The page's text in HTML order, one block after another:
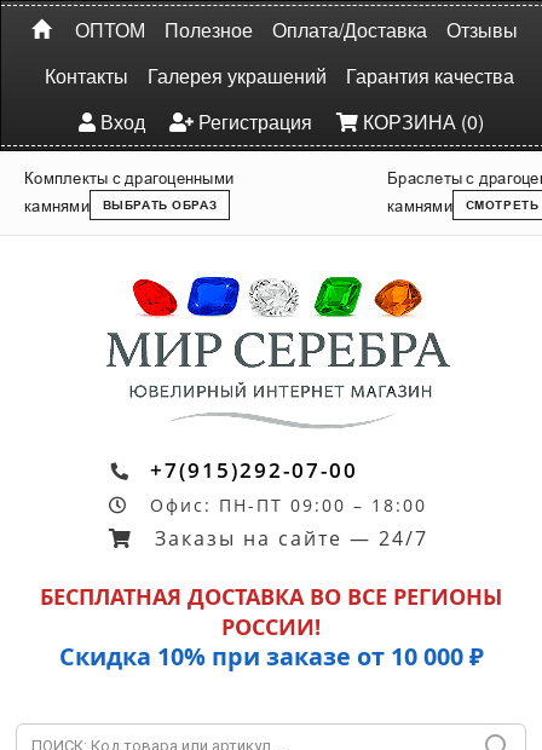
ОПТОМ Полезное Оплата/Доставка
Отзывы
Контакты
Галерея украшений
Гарантия качества
Вход
Регистрация КОРЗИНА (0)
Комплекты с драгоценными
камнями
ВЫБРАТЬ ОБРАЗ
Браслеты с
камнями
СМОТРЕТЬ
+7(915)292-07-00
Офис: ПН-ПТ 09:00 – 18:00
Заказы на сайте — 24/7
БЕСПЛАТНАЯ ДОСТАВКА ВО ВСЕ РЕГИОНЫ
РОССИИ!
Скидка 10% при заказе от 10 000 ₽